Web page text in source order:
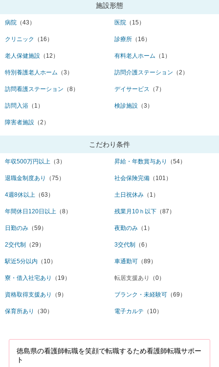
施設形態
病院 （43） 医院 （15）
クリニック （16） 診療所 （16）
老人保健施設 （12） 有料老人ホーム （1）
特別養護老人ホーム （3） 訪問介護ステーション （2）
訪問看護ステーション （8） デイサービス （7）
訪問入浴 （1） 検診施設 （3）
障害者施設 （2）
こだわり条件
年収500万円以上 （3） 昇給・年数賞与あり （54）
退職金制度あり （75） 社会保険完備 （101）
4週8休以上 （63） 土日祝休み （1）
年間休日120日以上 （8） 残業月10ｈ以下 （87）
日勤のみ （59） 夜勤のみ （1）
2交代制 （29） 3交代制 （6）
駅近5分以内 （10） 車通勤可 （89）
寮・借入社宅あり （19） 転居支援あり （0）
資格取得支援あり （9） ブランク・未経験可 （69）
保育所あり （30） 電子カルテ （10）
徳島県の看護師転職を笑顔で転職するため看護師転職サポー
ト